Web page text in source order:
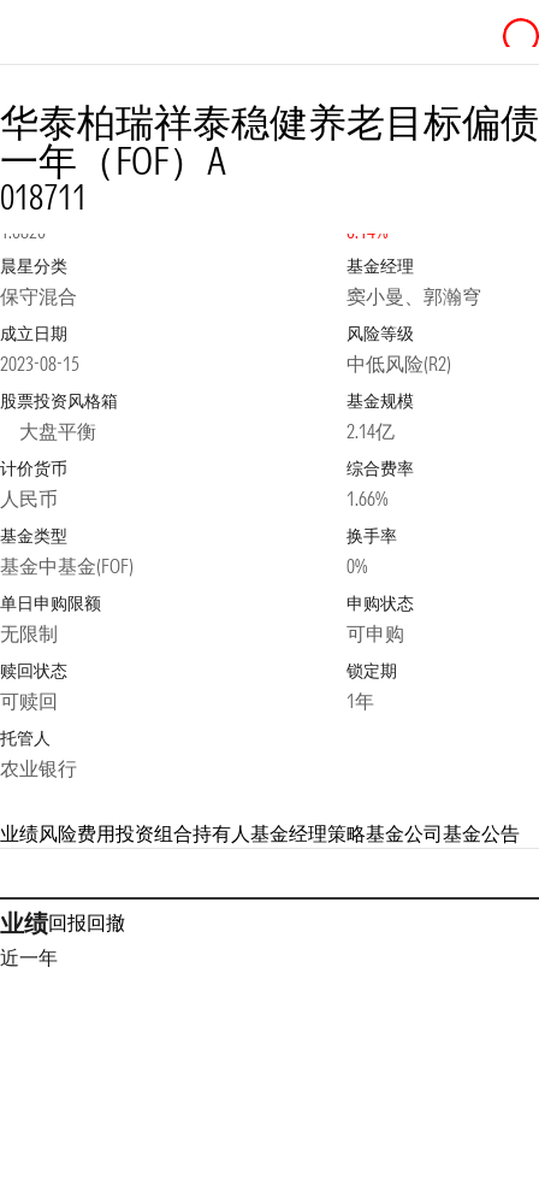
华泰柏瑞祥泰稳健养老目标偏债
一年（FOF）A
018711
净值2026-08-05
1.0820 0.14%
晨星分类
保守混合
基金经理
窦小曼、郭瀚穹
成立日期
2023-08-15
风险等级
中低风险(R2)
股票投资风格箱
大盘平衡
基金规模
2.14亿
计价货币
人民币
综合费率
1.66%
基金类型
基金中基金(FOF)
换手率
0%
单日申购限额
无限制
申购状态
可申购
赎回状态
可赎回
锁定期
1年
托管人
农业银行
业绩风险费用投资组合持有人基金经理策略基金公司基金公告
业绩回报回撤
近一年